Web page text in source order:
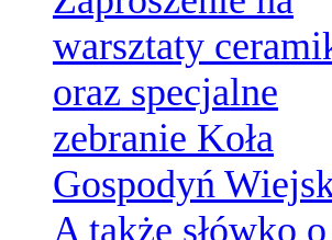
warsztaty
oraz specjalne
zebranie Koła
Gospodyń
A także słówko o